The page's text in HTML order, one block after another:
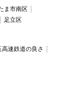
ま市南区
足立区
高速鉄道の良さ